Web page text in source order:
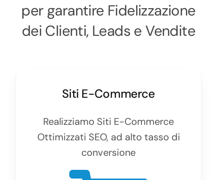
per garantire Fidelizzazione
dei Clienti, Leads e Vendite
Siti E-Commerce
Realizziamo Siti E-Commerce
Ottimizzati SEO, ad alto tasso di
conversione